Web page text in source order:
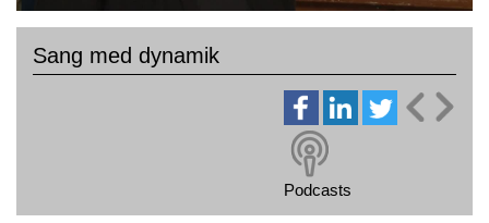
Sang med dynamik
Podcasts